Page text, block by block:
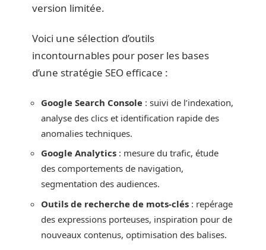
version limitée.
Voici une sélection d’outils
incontournables pour poser les bases
d’une stratégie SEO efficace :
Google Search Console : suivi de l’indexation,
analyse des clics et identification rapide des
anomalies techniques.
Google Analytics : mesure du trafic, étude
des comportements de navigation,
segmentation des audiences.
Outils de recherche de mots-clés : repérage
des expressions porteuses, inspiration pour de
nouveaux contenus, optimisation des balises.